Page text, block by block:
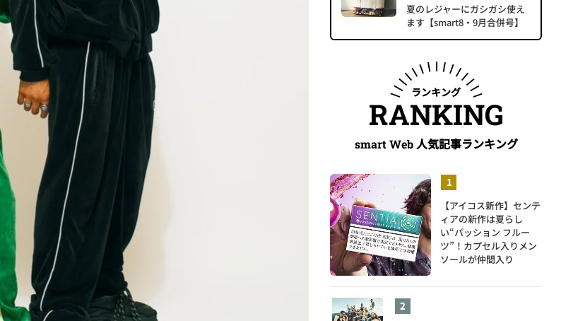
夏のレジャーにガシガシ使え
ます【smart8・9月合併号】
ランキング
RANKING
smart Web人気記事ランキング
【アイコス新作】センテ
ィアの新作は夏らし
い“パッション フルー
ツ”！カプセル入りメン
ソールが仲間入り